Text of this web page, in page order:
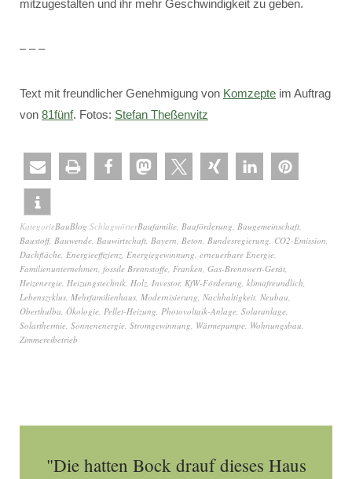
mitzugestalten und ihr mehr Geschwindigkeit zu geben.
– – –
Text mit freundlicher Genehmigung von Komzepte im Auftrag
von 81fünf. Fotos: Stefan Theßenvitz
KategorieBauBlog SchlagwörterBaufamilie, Bauförderung, Baugemeinschaft,
Baustoff, Bauwende, Bauwirtschaft, Bayern, Beton, Bundesregierung, CO2-Emission,
Dachfläche, Energieeffizienz, Energiegewinnung, erneuerbare Energie,
Familienunternehmen, fossile Brennstoffe, Franken, Gas-Brennwert-Gerät,
Heizenergie, Heizungstechnik, Holz, Investor, KfW-Förderung, klimafreundlich,
Lebenszyklus, Mehrfamilienhaus, Modernisierung, Nachhaltigkeit, Neubau,
Oberthulba, Ökologie, Pellet-Heizung, Photovoltaik-Anlage, Solaranlage,
Solarthermie, Sonnenenergie, Stromgewinnung, Wärmepumpe, Wohnungsbau,
Zimmereibetrieb
"Die hatten Bock drauf dieses Haus